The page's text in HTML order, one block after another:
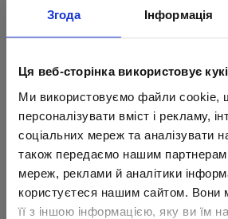
Згода Інформація
Ця веб-сторінка використовує кукі
Ми використовуємо файли cookie,
персоналізувати вміст і рекламу,
соціальних мереж та аналізувати
також передаємо нашим партнерам
мереж, реклами й аналітики
користуєтеся нашим сайтом. Вони
її з іншою інформацією, яку ви їм